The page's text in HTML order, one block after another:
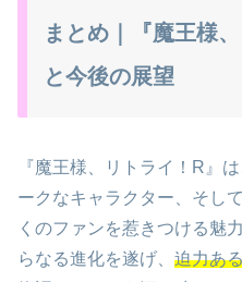
まとめ｜『魔王様
と今後の展望
『魔王様、リトライ！R』
ークなキャラクター、そし
くのファンを惹きつける魅
らなる進化を遂げ、 迫力あ